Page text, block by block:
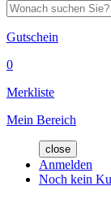
Gutschein
0
Merkliste
Mein Bereich
close
Anmelden
Noch kein